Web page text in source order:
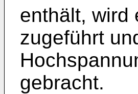
enthält, wird
zugeführt
gebracht.